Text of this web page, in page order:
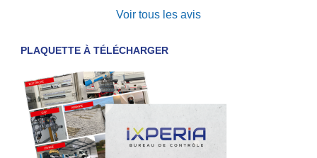
Voir tous les avis
PLAQUETTE À TÉLÉCHARGER